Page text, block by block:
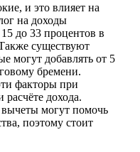
и это влияет на
на доходы
до 33 процентов в
существуют
могут добавлять от 5
бремени.
факторы при
дохода.
могут помочь
поэтому стоит